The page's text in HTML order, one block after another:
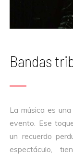
Bandas
La música es
evento. Ese
un recuerdo
espectáculo,